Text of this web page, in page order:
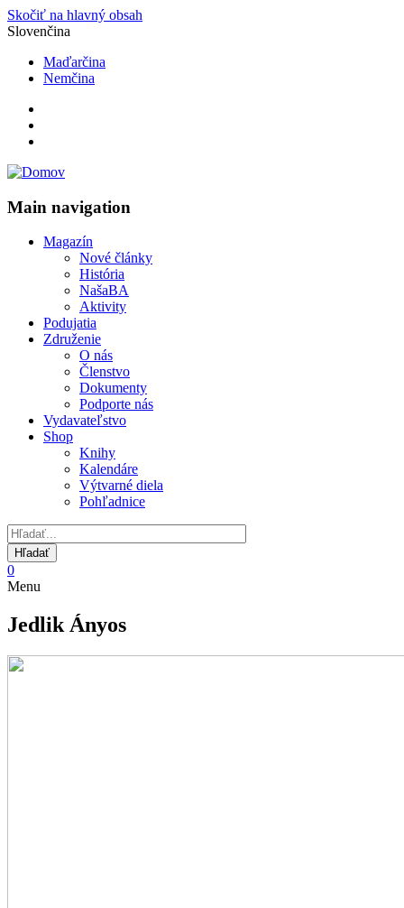
Skočiť na hlavný obsah
Slovenčina
Maďarčina
Nemčina
Main navigation
Magazín
Nové články
História
NašaBA
Aktivity
Podujatia
Združenie
O nás
Členstvo
Dokumenty
Podporte nás
Vydavateľstvo
Shop
Knihy
Kalendáre
Výtvarné diela
Pohľadnice
0
Menu
Jedlik Ányos